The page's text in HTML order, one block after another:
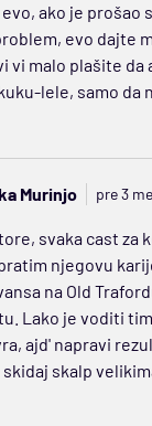
ako je prošao
evo dajte
vi malo plašite da
lele, samo da
Murinjo pre 3
svaka cast za
njegovu
na Old
Lako je voditi
ajd' napravi
skalp